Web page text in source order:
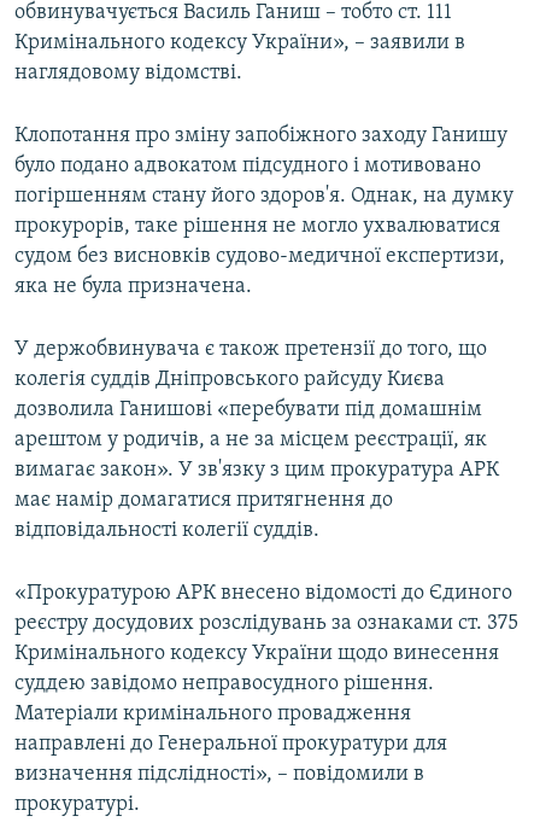
обвинувачується Василь Ганиш – тобто ст. 111
Кримінального кодексу України», – заявили в
наглядовому відомстві.
Клопотання про зміну запобіжного заходу Ганишу
було подано адвокатом підсудного і мотивовано
погіршенням стану його здоров'я. Однак, на думку
прокурорів, таке рішення не могло ухвалюватися
судом без висновків судово-медичної експертизи,
яка не була призначена.
У держобвинувача є також претензії до того, що
колегія суддів Дніпровського райсуду Києва
дозволила Ганишові «перебувати під домашнім
арештом у родичів, а не за місцем реєстрації, як
вимагає закон». У зв'язку з цим прокуратура АРК
має намір домагатися притягнення до
відповідальності колегії суддів.
«Прокуратурою АРК внесено відомості до Єдиного
реєстру досудових розслідувань за ознаками ст. 375
Кримінального кодексу України щодо винесення
суддею завідомо неправосудного рішення.
Матеріали кримінального провадження
направлені до Генеральної прокуратури для
визначення підслідності», – повідомили в
прокуратурі.